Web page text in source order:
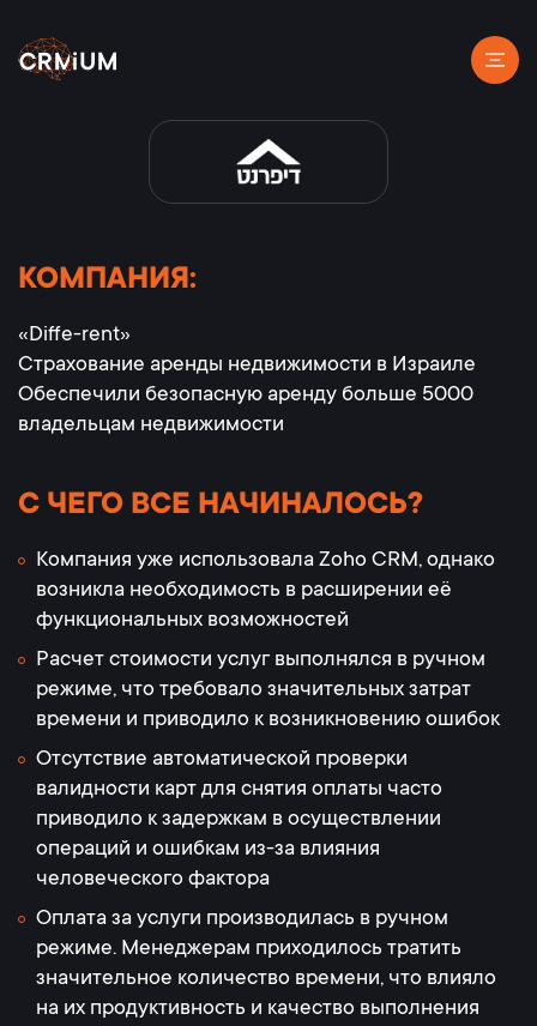
КОМПАНИЯ:
«Diffe-rent»
Страхование аренды недвижимости в Израиле
Обеспечили безопасную аренду больше 5000
владельцам недвижимости
С ЧЕГО ВСЕ НАЧИНАЛОСЬ?
Компания уже использовала Zoho CRM, однако
возникла необходимость в расширении её
функциональных возможностей
Расчет стоимости услуг выполнялся в ручном
режиме, что требовало значительных затрат
времени и приводило к возникновению ошибок
Отсутствие автоматической проверки
валидности карт для снятия оплаты часто
приводило к задержкам в осуществлении
операций и ошибкам из-за влияния
человеческого фактора
Оплата за услуги производилась в ручном
режиме. Менеджерам приходилось тратить
значительное количество времени, что влияло
на их продуктивность и качество выполнения